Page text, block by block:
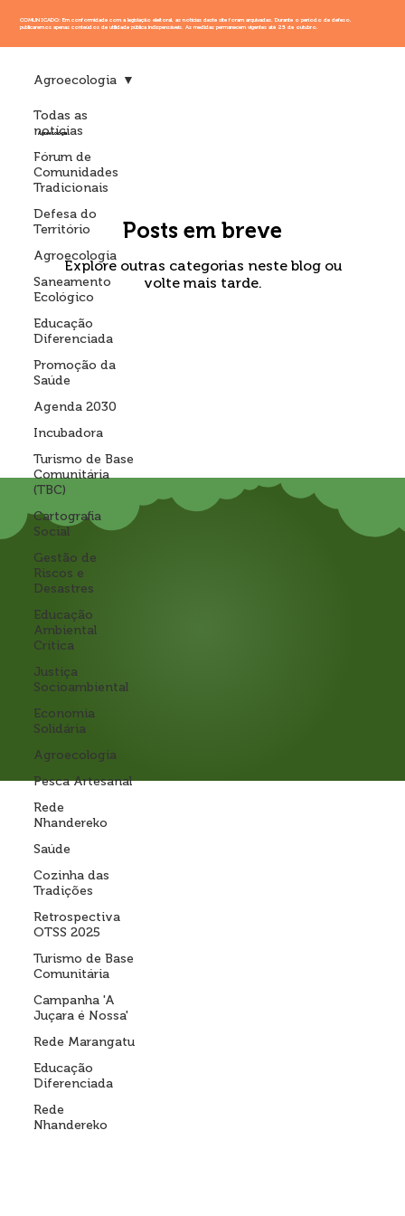
COMUNICADO: Em conformidade com a legislação eleitoral, as notícias deste site foram arquivadas. Durante o período de defeso,
publicaremos apenas conteúdos de utilidade pública indispensáveis. As medidas permanecem vigentes até 25 de outubro.
Todas as
notícias
Fórum de
Comunidades
Tradicionais
Defesa do
Território
Agroecologia
Saneamento
Ecológico
Educação
Diferenciada
Promoção da
Saúde
Agenda 2030
Incubadora
Turismo de Base
Comunitária
(TBC)
Cartografia
Social
Gestão de
Riscos e
Desastres
Educação
Ambiental
Crítica
Justiça
Socioambiental
Economia
Solidária
Agroecologia
Pesca Artesanal
Rede
Nhandereko
Saúde
Cozinha das
Tradições
Retrospectiva
OTSS 2025
Turismo de Base
Comunitária
Campanha 'A
Juçara é Nossa'
Rede Marangatu
Educação
Diferenciada
Rede
Nhandereko
Agroecologia
Agroecologia
Posts em breve
Explore outras categorias neste blog ou
volte mais tarde.